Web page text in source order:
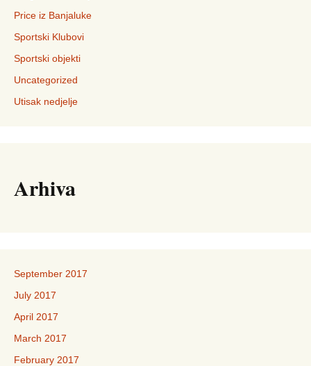
Price iz Banjaluke
Sportski Klubovi
Sportski objekti
Uncategorized
Utisak nedjelje
Arhiva
September 2017
July 2017
April 2017
March 2017
February 2017